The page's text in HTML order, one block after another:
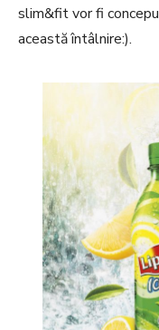
slim&fit vor fi
această întâlnire:).